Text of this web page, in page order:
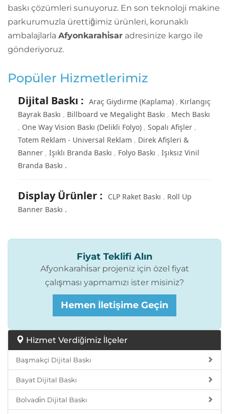
baskı çözümleri sunuyoruz. En son teknoloji makine
parkurumuzla ürettiğimiz ürünleri, korunaklı
ambalajlarla Afyonkarahi̇sar adresinize kargo ile
gönderiyoruz.
Popüler Hizmetlerimiz
Dijital Baskı : Araç Giydirme (Kaplama)
Kırlangıç
Bayrak Baskı
Billboard ve Megalight Baskı
Mech Baskı
One Way Vision Baskı (Delikli Folyo)
Sopalı Afişler
Totem Reklam - Universal Reklam
Direk Afişleri &
Banner
Işıklı Branda Baskı Folyo Baskı
Işıksız Vinil
Branda Baskı
Display Ürünler : CLP Raket Baskı
Roll Up
Banner Baskı
Fiyat Teklifi Alın
Afyonkarahi̇sar projeniz için özel fiyat
çalışması yapmamızı ister misiniz?
Hemen İletişime Geçin
Hizmet Verdiğimiz İlçeler
Başmakçi Dijital Baskı
Bayat Dijital Baskı
Bolvadi̇n Dijital Baskı